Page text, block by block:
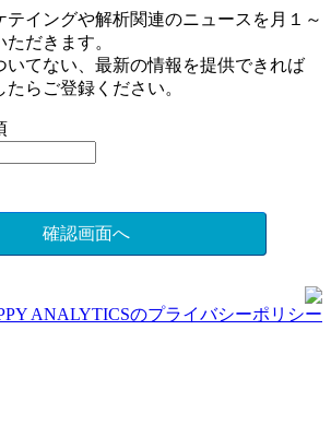
テイングや解析関連のニュースを月１～
だきます。
いてない、最新の情報を提供できれば
らご登録ください。
確認画面へ
ANALYTICSのプライバシーポリシー